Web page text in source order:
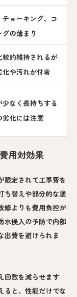
ョーキング、コ
グの薄まり
較的維持されるが
化や汚れが付着
なく長持ちする
劣化には注意
用対効果
限定されて工事費を
ち替えや部分的な塗
修よりも費用負担が
水侵入の予防で内部
出費を避けられま
回数を減らせます
ると、性能だけでな